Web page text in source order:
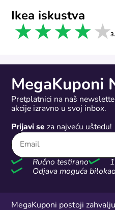
Ikea iskustva
4
3
2 stars
1 star
MegaKuponi
Pretplatnici na naš
akcije izravno u svoj inbox.
Prijavi se za najveću uštedu!
Ručno testirano
Odjava moguća
MegaKuponi postoji